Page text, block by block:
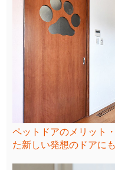
ペットドアのメリット
た新しい発想のドアに